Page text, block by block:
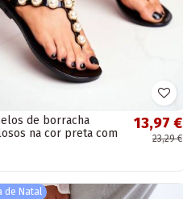
de borracha
na cor preta com
13,97 €
23,29 €
de Natal